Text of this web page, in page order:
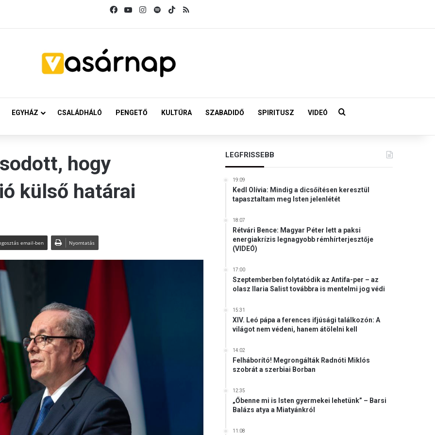
FacebookYouTubeInstagram
SpotifyTikTok
EGYHÁZ CSALÁDHÁLÓ PENGETŐ KULTÚRA SZABADIDŐ SPIRITUSZ VIDEÓ Keresés:
hogy
külső határai
email-ben Nyomtatás
LEGFRISSEBB
19:09
Kedl Olívia: Mindig a dicsőítésen keresztül
tapasztaltam meg Isten jelenlétét
18:07
Rétvári Bence: Magyar Péter lett a paksi
energiakrízis legnagyobb rémhírterjesztője
(VIDEÓ)
17:00
Szeptemberben folytatódik az Antifa-per – az
olasz Ilaria Salist továbbra is mentelmi jog védi
15:31
XIV. Leó pápa a ferences ifjúsági találkozón: A
világot nem védeni, hanem átölelni kell
14:02
Felháborító! Megrongálták Radnóti Miklós
szobrát a szerbiai Borban
12:35
„Őbenne mi is Isten gyermekei lehetünk” – Barsi
Balázs atya a Miatyánkról
11:08